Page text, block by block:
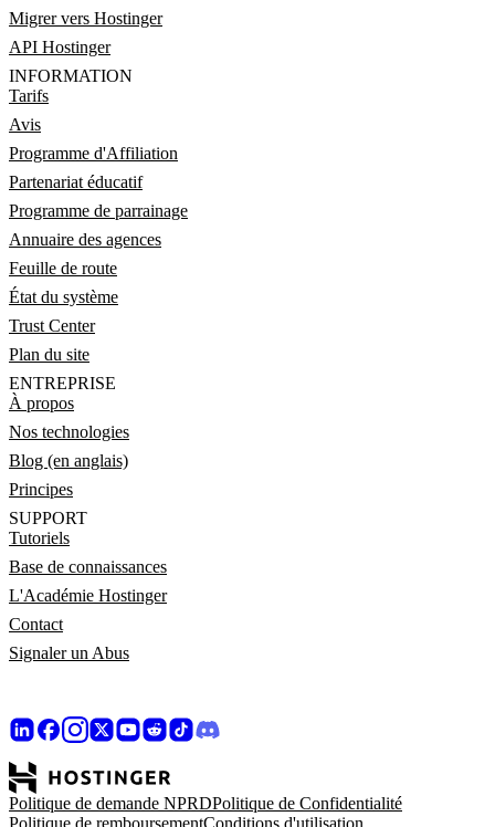
Migrer vers Hostinger
API Hostinger
INFORMATION
Tarifs
Avis
Programme d'Affiliation
Partenariat éducatif
Programme de parrainage
Annuaire des agences
Feuille de route
État du système
Trust Center
Plan du site
ENTREPRISE
À propos
Nos technologies
Blog (en anglais)
Principes
SUPPORT
Tutoriels
Base de connaissances
L'Académie Hostinger
Contact
Signaler un Abus
Politique de demande NPRDPolitique de Confidentialité
Politique de remboursementConditions d'utilisation